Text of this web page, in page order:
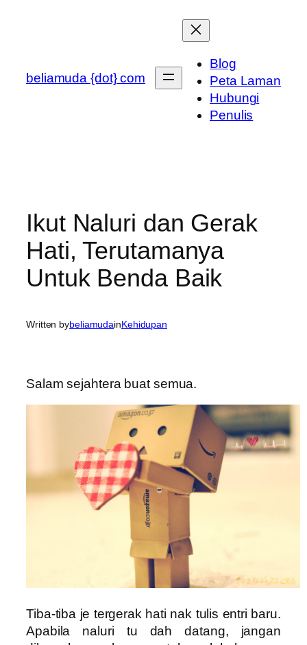
beliamuda {dot} com
Blog
Peta Laman
Hubungi
Penulis
Ikut Naluri dan Gerak
Hati, Terutamanya
Untuk Benda Baik
Written bybeliamudainKehidupan
Salam sejahtera buat semua.
Tiba-tiba je tergerak hati nak tulis entri baru.
Apabila naluri tu dah datang, jangan